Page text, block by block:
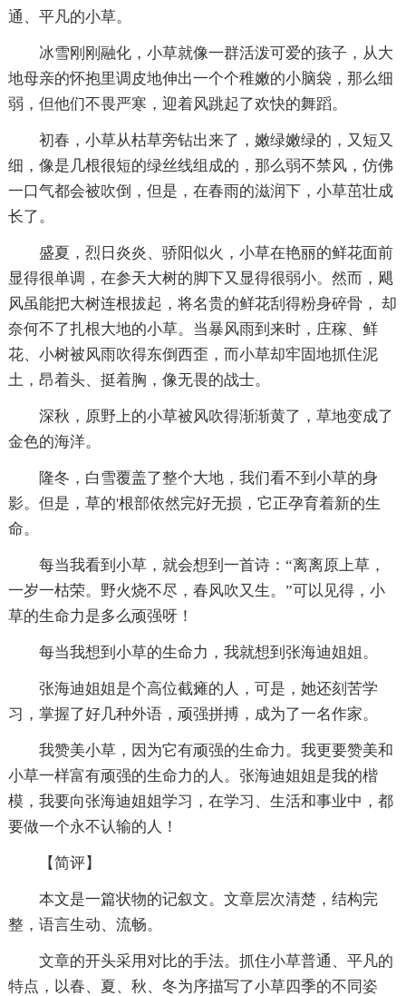
通、平凡的小草。
冰雪刚刚融化，小草就像一群活泼可爱的孩子，从大
地母亲的怀抱里调皮地伸出一个个稚嫩的小脑袋，那么细
弱，但他们不畏严寒，迎着风跳起了欢快的舞蹈。
初春，小草从枯草旁钻出来了，嫩绿嫩绿的，又短又
细，像是几根很短的绿丝线组成的，那么弱不禁风，仿佛
一口气都会被吹倒，但是，在春雨的滋润下，小草茁壮成
长了。
盛夏，烈日炎炎、骄阳似火，小草在艳丽的鲜花面前
显得很单调，在参天大树的脚下又显得很弱小。然而，飓
风虽能把大树连根拔起，将名贵的鲜花刮得粉身碎骨， 却
奈何不了扎根大地的小草。当暴风雨到来时，庄稼、鲜
花、小树被风雨吹得东倒西歪，而小草却牢固地抓住泥
土，昂着头、挺着胸，像无畏的战士。
深秋，原野上的小草被风吹得渐渐黄了，草地变成了
金色的海洋。
隆冬，白雪覆盖了整个大地，我们看不到小草的身
影。但是，草的'根部依然完好无损，它正孕育着新的生
命。
每当我看到小草，就会想到一首诗：“离离原上草，
一岁一枯荣。野火烧不尽，春风吹又生。”可以见得，小
草的生命力是多么顽强呀！
每当我想到小草的生命力，我就想到张海迪姐姐。
张海迪姐姐是个高位截瘫的人，可是，她还刻苦学
习，掌握了好几种外语，顽强拼搏，成为了一名作家。
我赞美小草，因为它有顽强的生命力。我更要赞美和
小草一样富有顽强的生命力的人。张海迪姐姐是我的楷
模，我要向张海迪姐姐学习，在学习、生活和事业中，都
要做一个永不认输的人！
【简评】
本文是一篇状物的记叙文。文章层次清楚，结构完
整，语言生动、流畅。
文章的开头采用对比的手法。抓住小草普通、平凡的
特点，以春、夏、秋、冬为序描写了小草四季的不同姿